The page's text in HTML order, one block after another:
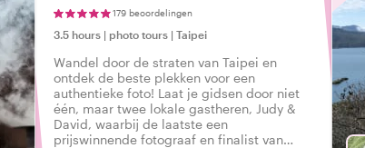
179 beoordelingen
3.5 hours | photo tours | Taipei
Wandel door de straten van Taipei en
ontdek de beste plekken voor een
authentieke foto! Laat je gidsen door niet
één, maar twee lokale gastheren, Judy &
David, waarbij de laatste een
prijswinnende fotograaf en finalist van